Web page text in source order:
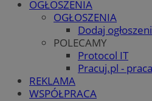
OGŁOSZENIA
OGŁOSZENIA
Dodaj
POLECAMY
Protocol IT
Pracuj.pl -
REKLAMA
WSPÓŁPRACA